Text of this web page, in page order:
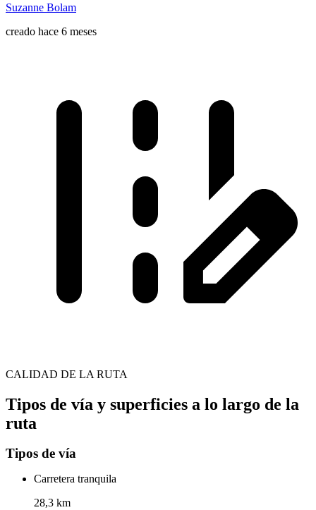
Suzanne Bolam
creado hace 6 meses
CALIDAD DE LA RUTA
Tipos de vía y superficies a lo largo de la
ruta
Tipos de vía
Carretera tranquila
28,3 km